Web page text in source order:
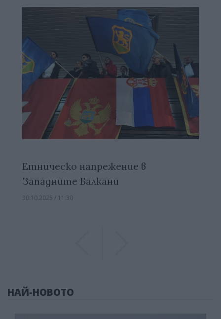
Етническо напрежение в
Западните Балкани
30.10.2025 / 11:30
НАЙ-НОВОТО